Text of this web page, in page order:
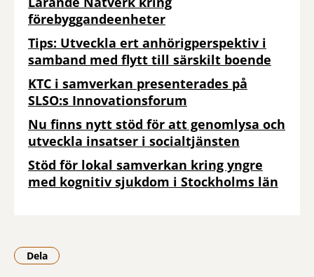
förebyggandeenheter
Tips: Utveckla ert anhörigperspektiv i
samband med flytt till särskilt boende
KTC i samverkan presenterades på
SLSO:s Innovationsforum
Nu finns nytt stöd för att genomlysa och
utveckla insatser i socialtjänsten
Stöd för lokal samverkan kring yngre
med kognitiv sjukdom i Stockholms län
Dela
- Klicka för att öppna delningsalternativ.